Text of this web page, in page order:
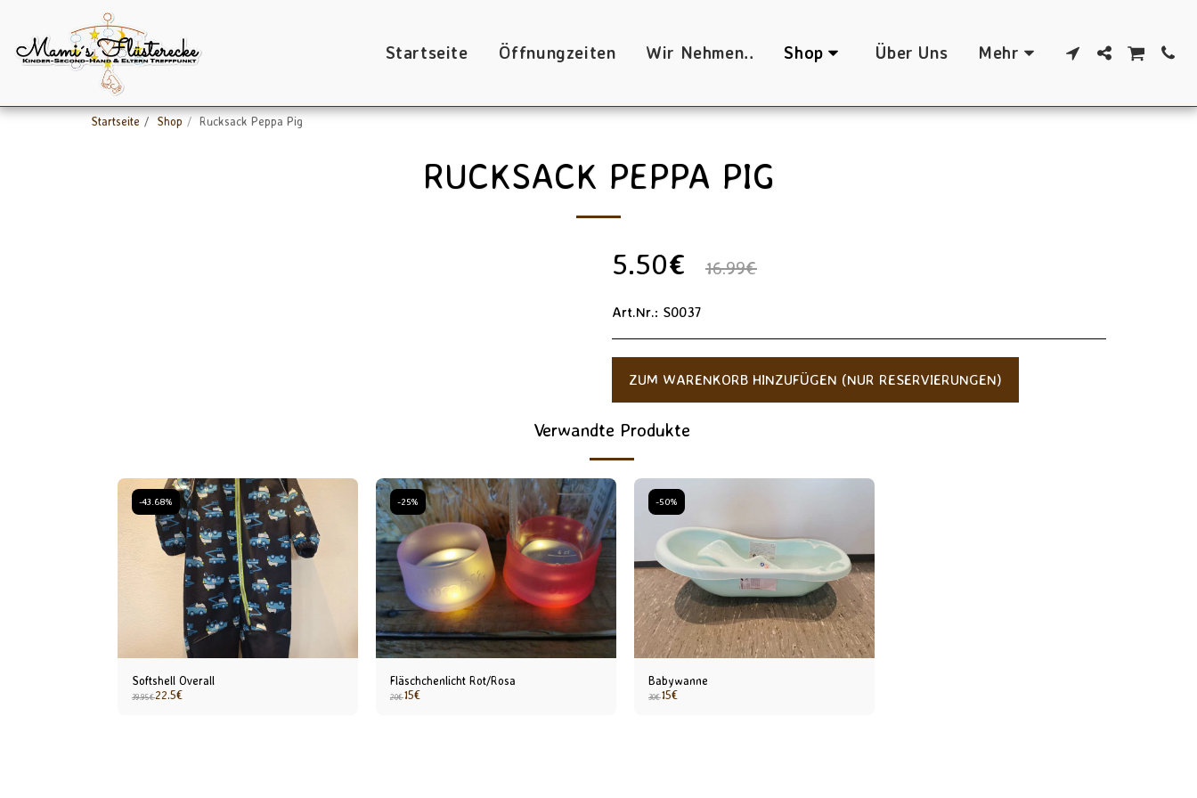
Startseite Öffnungzeiten Wir Nehmen.. Shop Über Uns Mehr
Startseite Shop Rucksack Peppa Pig
RUCKSACK PEPPA PIG
5.50€ 16.99€
Art.Nr.: S0037
ZUM WARENKORB HINZUFÜGEN (NUR RESERVIERUNGEN)
Verwandte Produkte
-43.68%
Softshell Overall
39.95€22.5€
-25%
Fläschchenlicht Rot/Rosa
20€15€
-50%
Babywanne
30€15€